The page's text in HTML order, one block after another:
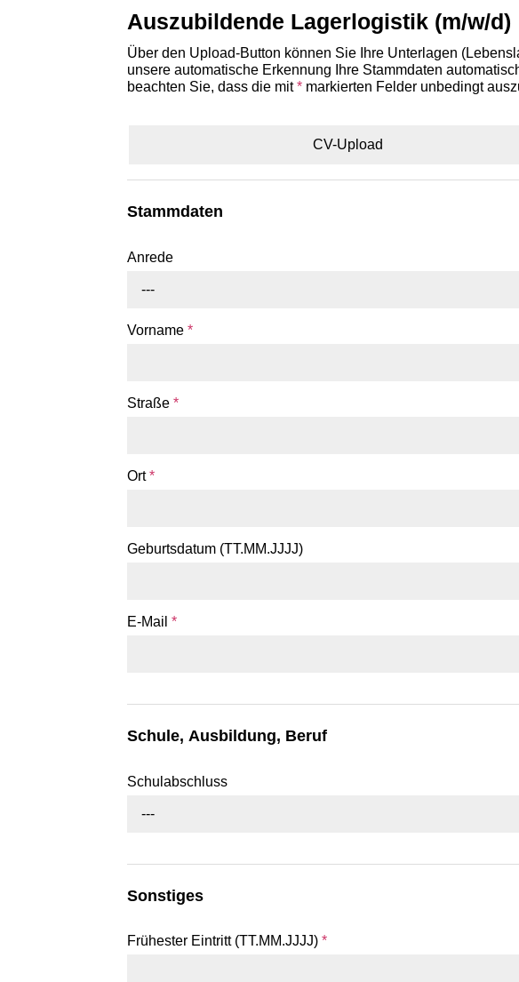
Auszubildende Lagerlogistik (m/w/d)
Über den Upload-Button können Sie Ihre Unterlagen
unsere automatische Erkennung Ihre Stammdaten
beachten Sie, dass die mit* markierten Felder unbedingt
CV-Upload
Stammdaten
Anrede
---
Vorname *
Straße *
Ort*
Geburtsdatum (TT.MM.JJJJ)
E-Mail *
Schule, Ausbildung, Beruf
Schulabschluss
---
Sonstiges
Frühester Eintritt (TT.MM.JJJJ) *